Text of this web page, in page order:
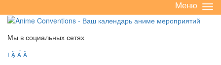
/
Меню
Мы в социальных сетях
   